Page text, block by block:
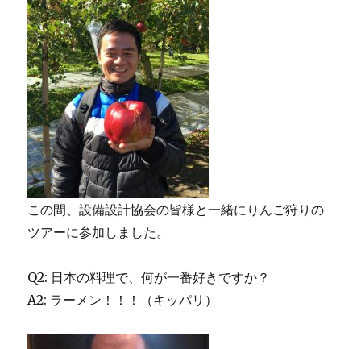
この間、設備設計協会の皆様と一緒にりんご狩りの
ツアーに参加しました。
Q2: 日本の料理で、何が一番好きですか？
A2: ラーメン！！！（キッパリ）